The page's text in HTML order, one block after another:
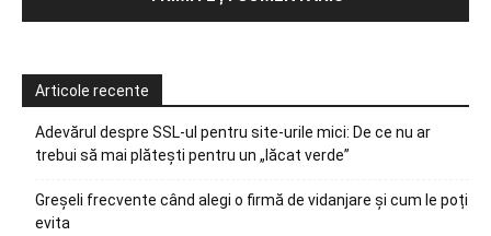
Articole recente
Adevărul despre SSL-ul pentru site-urile mici: De ce nu ar
trebui să mai plătești pentru un „lăcat verde”
Greșeli frecvente când alegi o firmă de vidanjare și cum le poți
evita